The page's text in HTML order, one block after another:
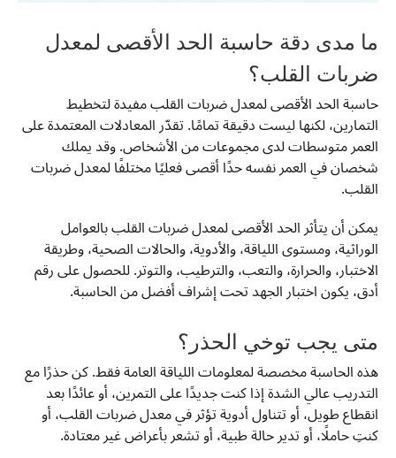
ما مدى دقة حاسبة الحد الأقصى لمعدل
ضربات القلب؟
حاسبة الحد الأقصى لمعدل ضربات القلب مفيدة لتخطيط
التمارين، لكنها ليست دقيقة تمامًا. تقدّر المعادلات المعتمدة على
العمر متوسطات لدى مجموعات من الأشخاص. وقد يملك
شخصان في العمر نفسه حدًا أقصى فعليًا مختلفًا لمعدل ضربات
القلب.
يمكن أن يتأثر الحد الأقصى لمعدل ضربات القلب بالعوامل
الوراثية، ومستوى اللياقة، والأدوية، والحالات الصحية، وطريقة
الاختبار، والحرارة، والتعب، والترطيب، والتوتر. للحصول على رقم
أدق، يكون اختبار الجهد تحت إشراف أفضل من الحاسبة.
متى يجب توخي الحذر؟
هذه الحاسبة مخصصة لمعلومات اللياقة العامة فقط. كن حذرًا مع
التدريب عالي الشدة إذا كنت جديدًا على التمرين، أو عائدًا بعد
انقطاع طويل، أو تتناول أدوية تؤثر في معدل ضربات القلب، أو
كنتِ حاملًا، أو تدير حالة طبية، أو تشعر بأعراض غير معتادة.